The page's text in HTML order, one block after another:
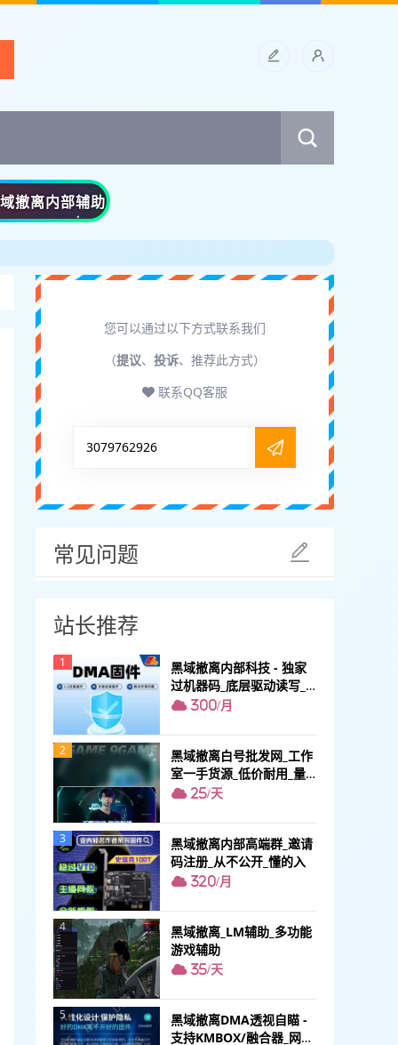
撤离内部辅助
您可以通过以下方式联系我们
（提议、 投诉、推荐此方式）
联系QQ客服
3079762926
常见问题
站长推荐
1
黑域撤离内部科技 - 独家
过机器码_底层驱动读写_0
掉帧不拉闸
300/月
2
黑域撤离白号批发网_工作
室一手货源_低价耐用_量
大从优25/天
3
黑域撤离内部高端群_邀请
码注册_从不公开_懂的入
320/月
4
黑域撤离_LM辅助_多功能
游戏辅助
35/天
5
黑域撤离DMA透视自瞄 -
支持KMBOX/融合器_网页